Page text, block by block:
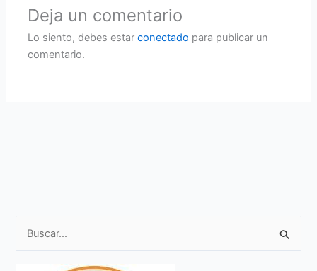
Deja un comentario
Lo siento, debes estarconectado para publicar un
comentario.